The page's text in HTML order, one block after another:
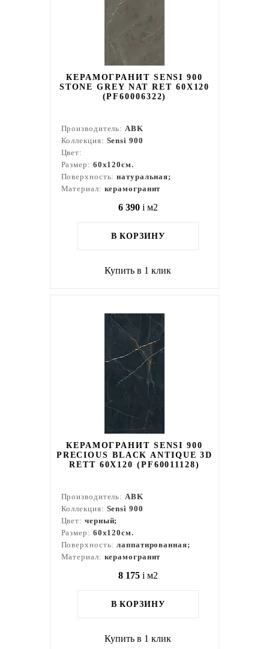
КЕРАМОГРАНИТ SENSI 900
STONE GREY NAT RET 60X120
(PF60006322)
Производитель:ABK
Коллекция: Sensi 900
Цвет:
Размер: 60x120см.
Поверхность:натуральная;
Материал: керамогранит
6 390 i м2
В КОРЗИНУ
Купить в 1 клик
КЕРАМОГРАНИТ SENSI 900
PRECIOUS BLACK ANTIQUE 3D
RETT 60X120 (PF60011128)
Производитель:ABK
Коллекция: Sensi 900
Цвет: черный;
Размер: 60x120см.
Поверхность:лаппатированная;
Материал: керамогранит
8 175 i м2
В КОРЗИНУ
Купить в 1 клик